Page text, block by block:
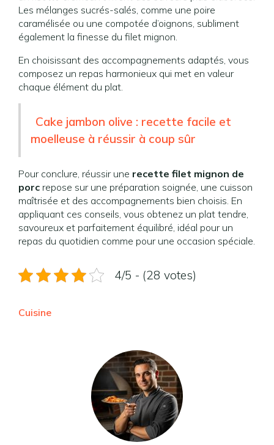
Les mélanges sucrés-salés, comme une poire
caramélisée ou une compotée d’oignons, subliment
également la finesse du filet mignon.
En choisissant des accompagnements adaptés, vous
composez un repas harmonieux qui met en valeur
chaque élément du plat.
Cake jambon olive : recette facile et
moelleuse à réussir à coup sûr
Pour conclure, réussir une recette filet mignon de
porc repose sur une préparation soignée, une cuisson
maîtrisée et des accompagnements bien choisis. En
appliquant ces conseils, vous obtenez un plat tendre,
savoureux et parfaitement équilibré, idéal pour un
repas du quotidien comme pour une occasion spéciale.
4/5 - (28 votes)
Cuisine